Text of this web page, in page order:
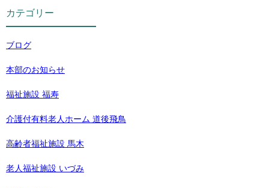
カテゴリー
ブログ
本部のお知らせ
福祉施設 福寿
介護付有料老人ホーム 道後飛鳥
高齢者福祉施設 馬木
老人福祉施設 いづみ